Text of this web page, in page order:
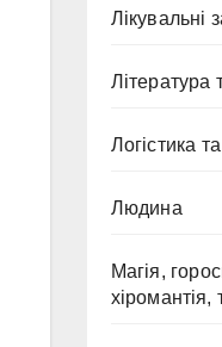
Лікувальні
Література
Логістика
Людина
Магія,
хіромантія,